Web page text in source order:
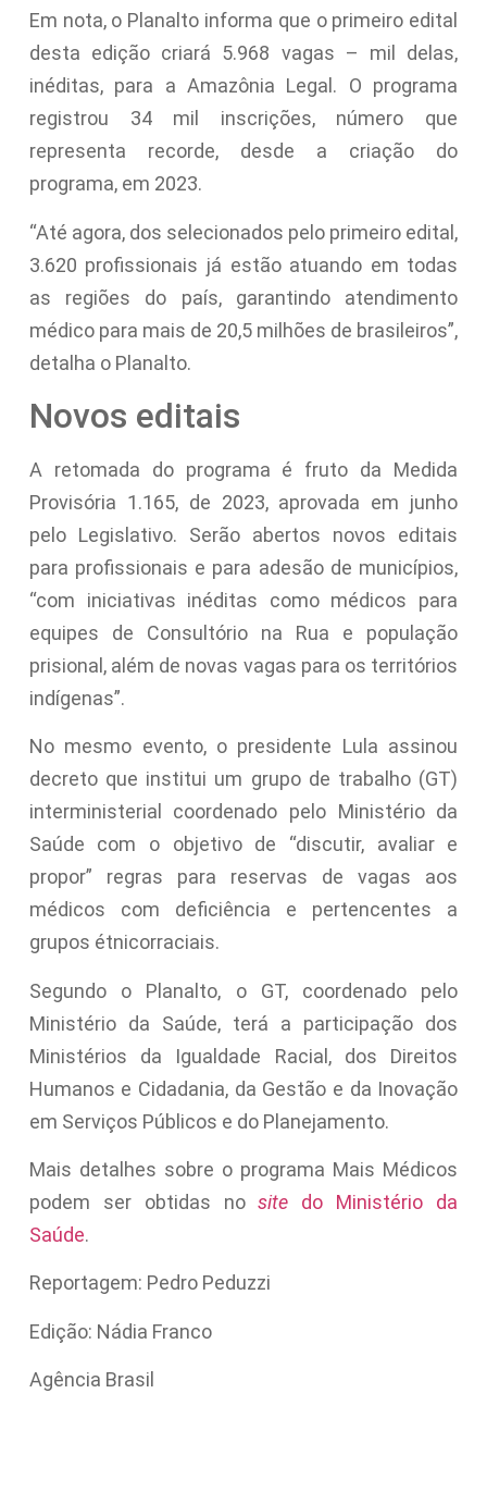
Em nota, o Planalto informa que o primeiro edital
desta edição criará 5.968 vagas – mil delas,
inéditas, para a Amazônia Legal. O programa
registrou 34 mil inscrições, número que
representa recorde, desde a criação do
programa, em 2023.
“Até agora, dos selecionados pelo primeiro edital,
3.620 profissionais já estão atuando em todas
as regiões do país, garantindo atendimento
médico para mais de 20,5 milhões de brasileiros”,
detalha o Planalto.
Novos editais
A retomada do programa é fruto da Medida
Provisória 1.165, de 2023, aprovada em junho
pelo Legislativo. Serão abertos novos editais
para profissionais e para adesão de municípios,
“com iniciativas inéditas como médicos para
equipes de Consultório na Rua e população
prisional, além de novas vagas para os territórios
indígenas”.
No mesmo evento, o presidente Lula assinou
decreto que institui um grupo de trabalho (GT)
interministerial coordenado pelo Ministério da
Saúde com o objetivo de “discutir, avaliar e
propor” regras para reservas de vagas aos
médicos com deficiência e pertencentes a
grupos étnicorraciais.
Segundo o Planalto, o GT, coordenado pelo
Ministério da Saúde, terá a participação dos
Ministérios da Igualdade Racial, dos Direitos
Humanos e Cidadania, da Gestão e da Inovação
em Serviços Públicos e do Planejamento.
Mais detalhes sobre o programa Mais Médicos
podem ser obtidas nosite do Ministério da
Saúde.
Reportagem: Pedro Peduzzi
Edição: Nádia Franco
Agência Brasil